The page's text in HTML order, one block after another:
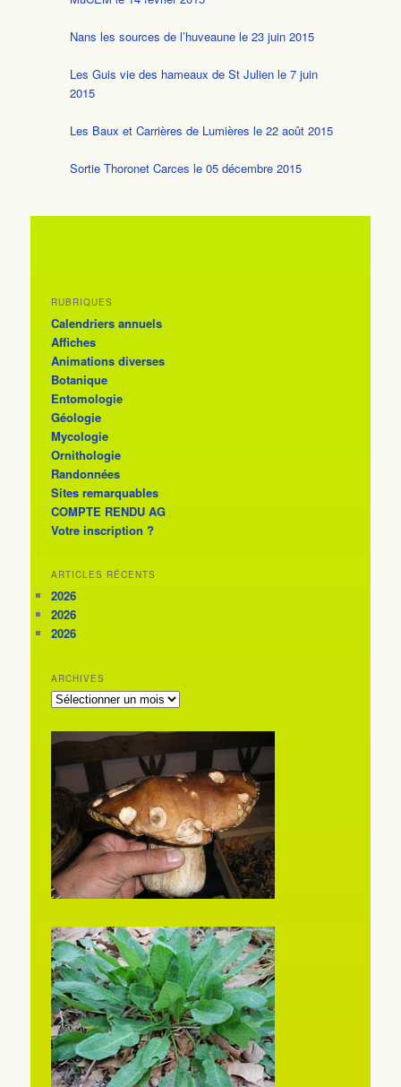
Nans les sources de l’huveaune le 23 juin 2015
Les Guis vie des hameaux de St Julien le 7 juin
2015
Les Baux et Carrières de Lumières le 22 août 2015
Sortie Thoronet Carces le 05 décembre 2015
RUBRIQUES
Calendriers annuels
Affiches
Animations diverses
Botanique
Entomologie
Géologie
Mycologie
Ornithologie
Randonnées
Sites remarquables
COMPTE RENDU AG
Votre inscription ?
ARTICLES RÉCENTS
2026
2026
2026
ARCHIVES
ARCHIVES